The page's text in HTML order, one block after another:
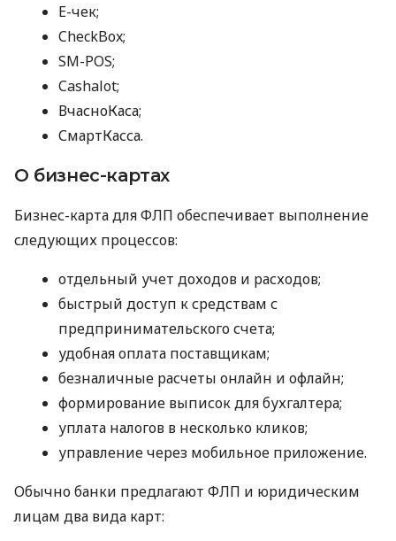
E-чек;
CheckBox;
SM-POS;
Cashalot;
ВчасноКаса;
СмартКасса.
О бизнес-картах
Бизнес-карта для ФЛП обеспечивает выполнение
следующих процессов:
отдельный учет доходов и расходов;
быстрый доступ к средствам с
предпринимательского счета;
удобная оплата поставщикам;
безналичные расчеты онлайн и офлайн;
формирование выписок для бухгалтера;
уплата налогов в несколько кликов;
управление через мобильное приложение.
Обычно банки предлагают ФЛП и юридическим
лицам два вида карт: